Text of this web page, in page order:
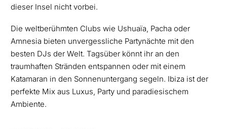
dieser Insel nicht vorbei.
Die weltberühmten Clubs wie Ushuaïa, Pacha oder
Amnesia bieten unvergessliche Partynächte mit den
besten DJs der Welt. Tagsüber könnt ihr an den
traumhaften Stränden entspannen oder mit einem
Katamaran in den Sonnenuntergang segeln. Ibiza ist der
perfekte Mix aus Luxus, Party und paradiesischem
Ambiente.